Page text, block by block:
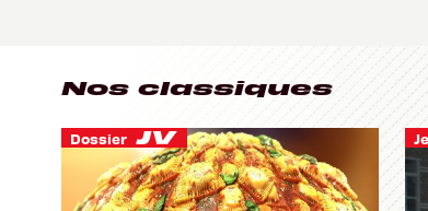
Nos classiques
Dossier